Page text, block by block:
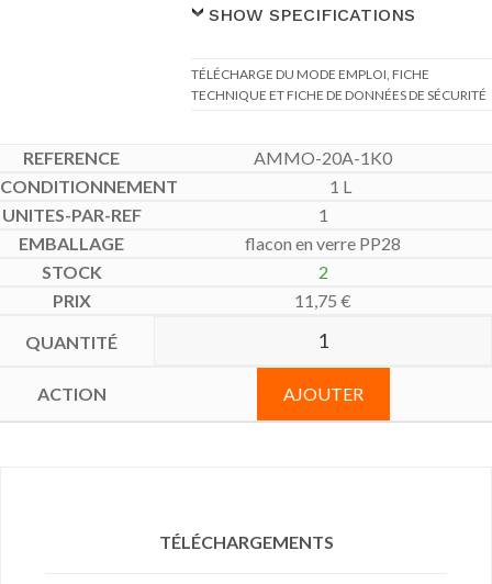
SHOW SPECIFICATIONS
TÉLÉCHARGE DU MODE EMPLOI, FICHE
TECHNIQUE ET FICHE DE DONNÉES DE SÉCURITÉ
AMMO-20A-1K0
1 L
1
flacon en verre PP28
2
11,75 €
AJOUTER
TÉLÉCHARGEMENTS